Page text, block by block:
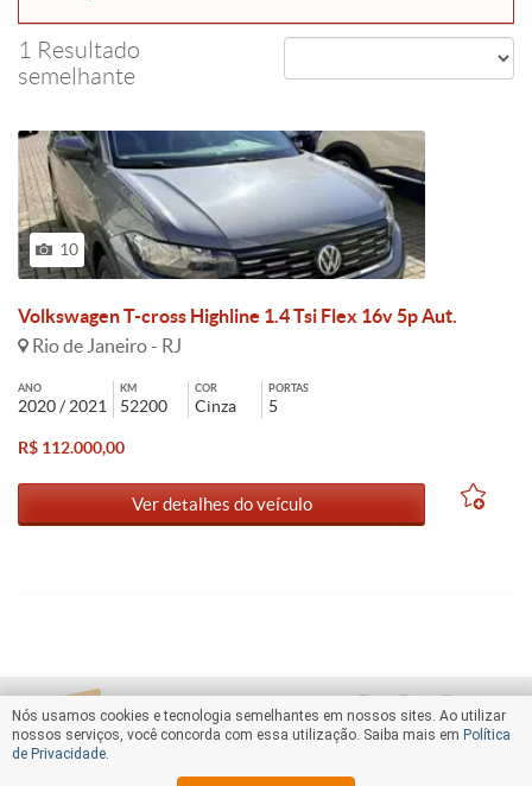
1 Resultado
semelhante
10
Volkswagen T-cross Highline 1.4 Tsi Flex 16v 5p Aut.
Rio de Janeiro - RJ
ANO
2020 / 2021
KM
52200
COR
Cinza
PORTAS
5
R$ 112.000,00
Ver detalhes do veículo
Nós usamos cookies e tecnologia semelhantes em nossos sites. Ao utilizar
nossos serviços, você concorda com essa utilização. Saiba mais em Política
de Privacidade.